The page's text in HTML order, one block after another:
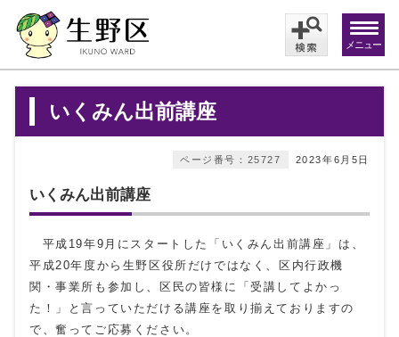
メニュー
いくみん出前講座
2023年6月5日
ページ番号：25727
いくみん出前講座
平成19年9月にスタートした「いくみん出前講座」は、
平成20年度から生野区役所だけではなく、区内行政機
関・事業所も参加し、区民の皆様に「受講してよかっ
た！」と言っていただける講座を取り揃えておりますの
で、奮ってご応募ください。